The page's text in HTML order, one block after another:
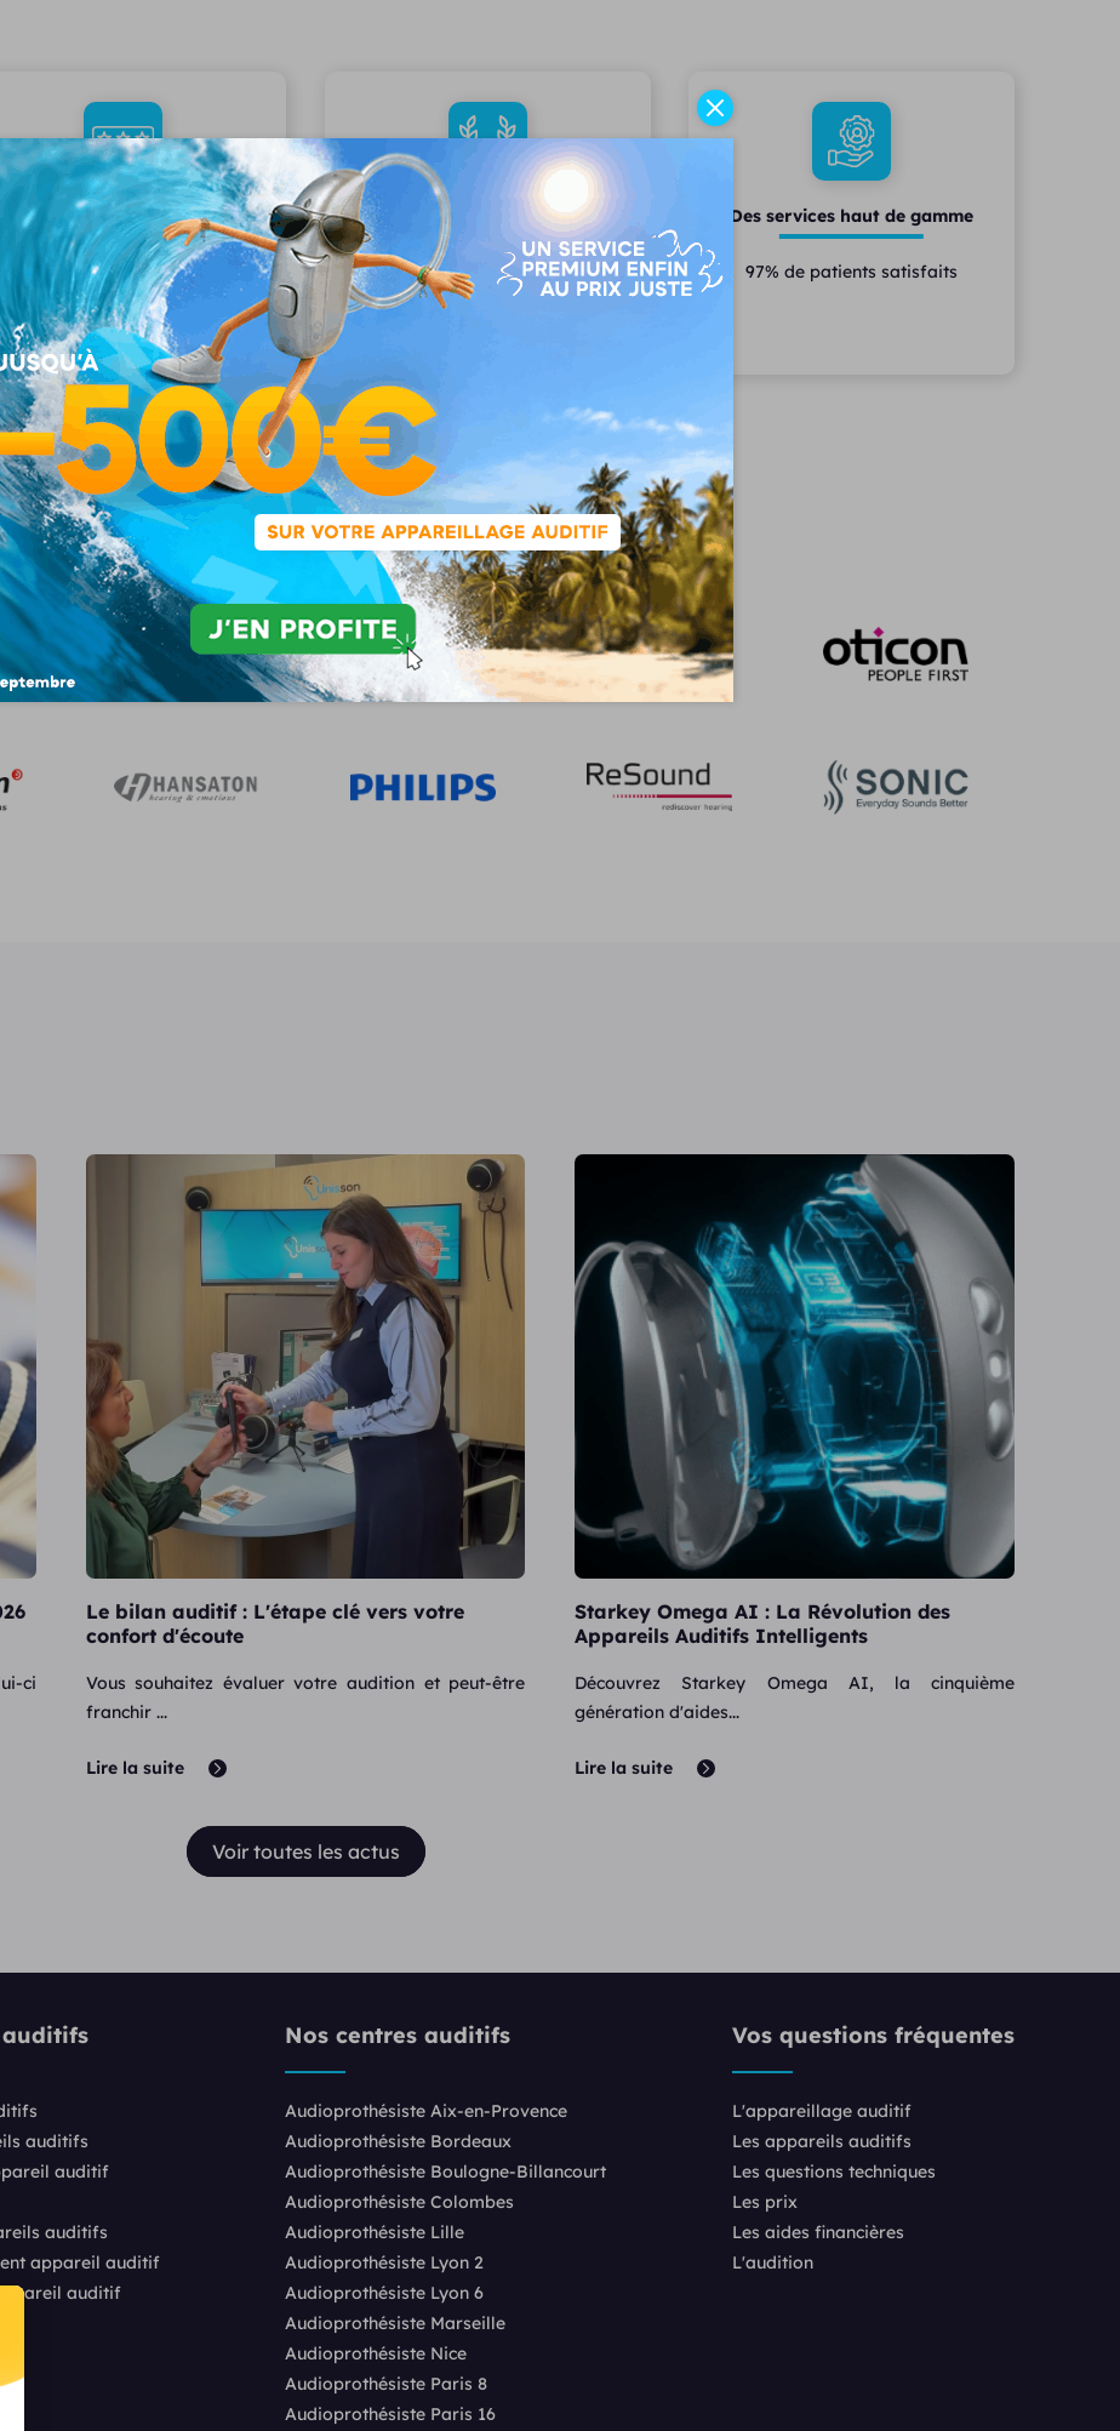
Une équipe pluridisciplinaire
Des audioprothésistes diplômés,
et techniciens à votre
écoute
Le plus large choix d'appareils
12 marques partenaires
Des services haut de gamme
97% de patients satisfaits
Nos marques partenaires
ci
Le bilan auditif : L'étape clé vers votre
confort d'écoute
Vous souhaitez évaluer votre audition et peut-être
franchir ...
Lire la suite
Starkey Omega AI : La Révolution des
Appareils Auditifs Intelligents
Découvrez Starkey Omega AI, la cinquième
génération d'aides...
Lire la suite
Voir toutes les actus
auditifs
auditif
auditifs
appareil auditif
auditif
Nos centres auditifs
Audioprothésiste Aix-en-Provence
Audioprothésiste Bordeaux
Audioprothésiste Boulogne-Billancourt
Audioprothésiste Colombes
Audioprothésiste Lille
Audioprothésiste Lyon 2
Audioprothésiste Lyon 6
Audioprothésiste Marseille
Audioprothésiste Nice
Audioprothésiste Paris 8
Audioprothésiste Paris 16
Vos questions fréquentes
L'appareillage auditif
Les appareils auditifs
Les questions techniques
Les prix
Les aides financières
L'audition